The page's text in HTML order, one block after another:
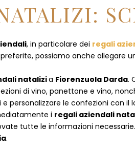
, in particolare dei regali
possiamo anche allegare
natalizia Fiorenzuola Darda.
di vino, panettone e vino,
personalizzare le confezioni con il
i regali aziendali
tutte le informazioni
.